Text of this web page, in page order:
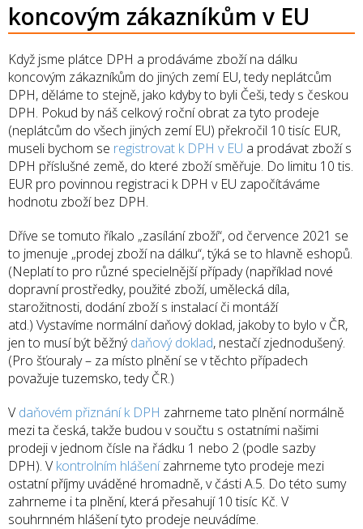
koncovým zákazníkům v EU
Když jsme plátce DPH a prodáváme zboží na dálku
koncovým zákazníkům do jiných zemí EU, tedy neplátcům
DPH, děláme to stejně, jako kdyby to byli Češi, tedy s českou
DPH. Pokud by náš celkový roční obrat za tyto prodeje
(neplátcům do všech jiných zemí EU) překročil 10 tisíc EUR,
museli bychom se registrovat k DPH v EU a prodávat zboží s
DPH příslušné země, do které zboží směřuje. Do limitu 10 tis.
EUR pro povinnou registraci k DPH v EU započítáváme
hodnotu zboží bez DPH.
Dříve se tomuto říkalo „zasílání zboží“, od července 2021 se
to jmenuje „prodej zboží na dálku“, týká se to hlavně eshopů.
(Neplatí to pro různé specielnější případy (například nové
dopravní prostředky, použité zboží, umělecká díla,
starožitnosti, dodání zboží s instalací či montáží
atd.) Vystavíme normální daňový doklad, jakoby to bylo v ČR,
jen to musí být běžnýdaňový doklad, nestačí zjednodušený.
(Pro šťouraly – za místo plnění se v těchto případech
považuje tuzemsko, tedy ČR.)
V daňovém přiznání k DPH zahrneme tato plnění normálně
mezi ta česká, takže budou v součtu s ostatními našimi
prodeji v jednom čísle na řádku 1 nebo 2 (podle sazby
DPH). V kontrolním hlášenízahrneme tyto prodeje mezi
ostatní příjmy uváděné hromadně, v části A.5. Do této sumy
zahrneme i ta plnění, která přesahují 10 tisíc Kč. V
souhrnném hlášení tyto prodeje neuvádíme.